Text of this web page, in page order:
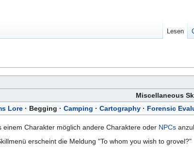
Miscellaneous
Lore · Begging · Camping · Cartography · Forensic
einem Charakter möglich andere Charaktere oder NPCs
erscheint die Meldung "To whom you wish to grovel?"
Lesen